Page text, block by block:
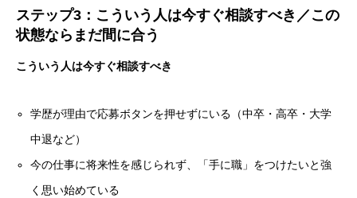
ステップ3：こういう人は今すぐ相談すべき／この
状態ならまだ間に合う
こういう人は今すぐ相談すべき
学歴が理由で応募ボタンを押せずにいる（中卒・高卒・大学
中退など）
今の仕事に将来性を感じられず、「手に職」をつけたいと強
く思い始めている